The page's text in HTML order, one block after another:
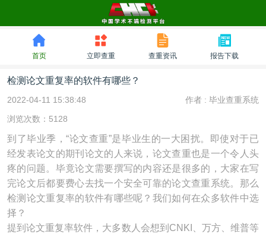
首页 立即查重 查重资讯 报告下载
检测论文重复率的软件有哪些？
2022-04-11 15:38:48 作者 : 毕业查重系统
浏览次数：5128
到了毕业季，“论文查重”是毕业生的一大困扰。即使对于已
经发表论文的期刊论文的人来说，论文查重也是一个令人头
疼的问题。毕竟论文需要撰写的内容还是很多的，大家在写
完论文后都要费心去找一个安全可靠的论文查重系统。那么
检测论文重复率的软件有哪些呢？我们如何在众多软件中选
择？
提到论文重复率软件，大多数人会想到CNKI、万方、维普等